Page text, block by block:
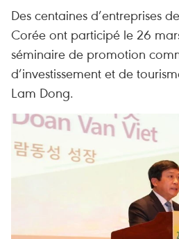
Des centaines d’entreprises
Corée ont participé le 26
séminaire de promotion
d’investissement et de
Lam Dong.